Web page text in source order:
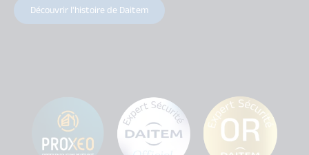
Découvrir l'histoire de Daitem